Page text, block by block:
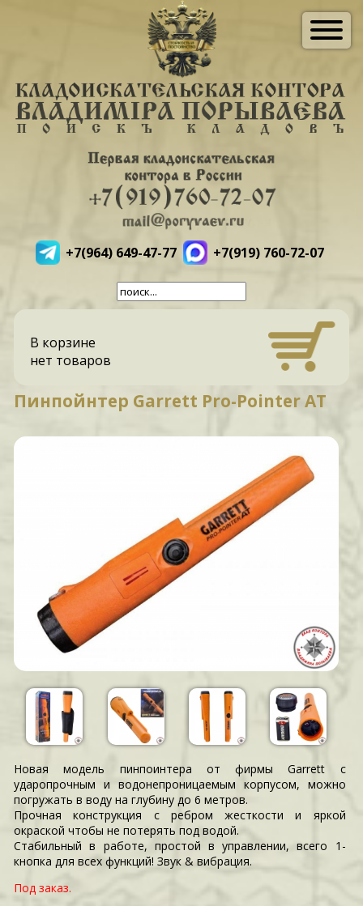
+7(964) 649-47-77 +7(919) 760-72-07
В корзине
нет товаров
Пинпойнтер Garrett Pro-Pointer AT
Новая модель пинпоинтера от фирмы Garrett с
ударопрочным и водонепроницаемым корпусом, можно
погружать в воду на глубину до 6 метров.
Прочная конструкция с ребром жесткости и яркой
окраской чтобы не потерять под водой.
Стабильный в работе, простой в управлении, всего 1-
кнопка для всех функций! Звук & вибрация.
Под заказ.